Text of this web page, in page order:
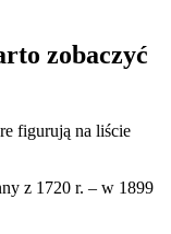
zobaczyć
figurują na liście
z 1720 r. – w 1899